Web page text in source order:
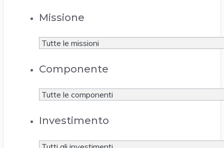
Missione
Componente
Investimento